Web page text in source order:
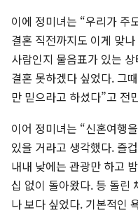
이에 정미녀는 “우리가 주
결혼 직전까지도 이게 맞
사람인지 물음표가 있는
결혼 못하겠다 싶었다. 그
만 믿으라고 하셨다”고 전
이어 정미녀는 “신혼여행
있을 거라고 생각했다. 즐
내내 낮에는 관광만 하고
십 없이 돌아왔다. 등 돌린
나 보다 싶었다. 기본적인